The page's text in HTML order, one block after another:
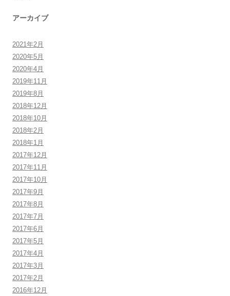
アーカイブ
2021年2月
2020年5月
2020年4月
2019年11月
2019年8月
2018年12月
2018年10月
2018年2月
2018年1月
2017年12月
2017年11月
2017年10月
2017年9月
2017年8月
2017年7月
2017年6月
2017年5月
2017年4月
2017年3月
2017年2月
2016年12月